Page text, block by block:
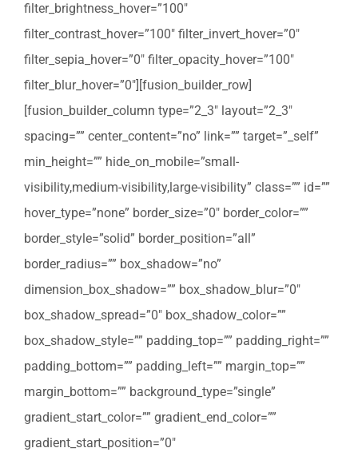
filter_brightness_hover=”100″
filter_contrast_hover=”100″ filter_invert_hover=”0″
filter_sepia_hover=”0″ filter_opacity_hover=”100″
filter_blur_hover=”0″][fusion_builder_row]
[fusion_builder_column type=”2_3″ layout=”2_3″
spacing=”” center_content=”no” link=”” target=”_self”
min_height=”” hide_on_mobile=”small-
visibility,medium-visibility,large-visibility” class=”” id=””
hover_type=”none” border_size=”0″ border_color=””
border_style=”solid” border_position=”all”
border_radius=”” box_shadow=”no”
dimension_box_shadow=”” box_shadow_blur=”0″
box_shadow_spread=”0″ box_shadow_color=””
box_shadow_style=”” padding_top=”” padding_right=””
padding_bottom=”” padding_left=”” margin_top=””
margin_bottom=”” background_type=”single”
gradient_start_color=”” gradient_end_color=””
gradient_start_position=”0″